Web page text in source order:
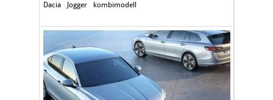
Dacia Jogger kombimodell